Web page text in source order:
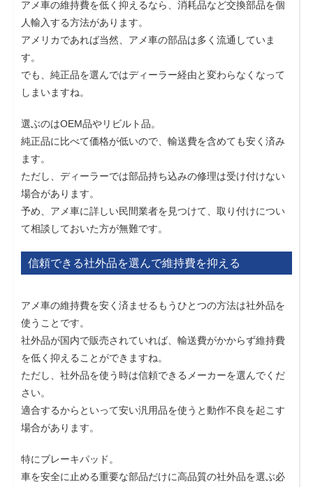
アメ車の維持費を低く抑えるなら、消耗品など交換部品を個
人輸入する方法があります。
アメリカであれば当然、アメ車の部品は多く流通していま
す。
でも、純正品を選んではディーラー経由と変わらなくなって
しまいますね。
選ぶのはOEM品やリビルト品。
純正品に比べて価格が低いので、輸送費を含めても安く済み
ます。
ただし、ディーラーでは部品持ち込みの修理は受け付けない
場合があります。
予め、アメ車に詳しい民間業者を見つけて、取り付けについ
て相談しておいた方が無難です。
信頼できる社外品を選んで維持費を抑える
アメ車の維持費を安く済ませるもうひとつの方法は社外品を
使うことです。
社外品が国内で販売されていれば、輸送費がかからず維持費
を低く抑えることができますね。
ただし、社外品を使う時は信頼できるメーカーを選んでくだ
さい。
適合するからといって安い汎用品を使うと動作不良を起こす
場合があります。
特にブレーキパッド。
車を安全に止める重要な部品だけに高品質の社外品を選ぶ必